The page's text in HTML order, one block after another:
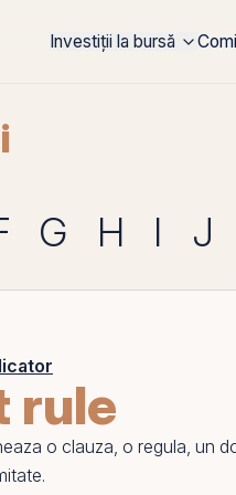
Investiții la bursă
G H I J
rule
o clauza, o regula, un